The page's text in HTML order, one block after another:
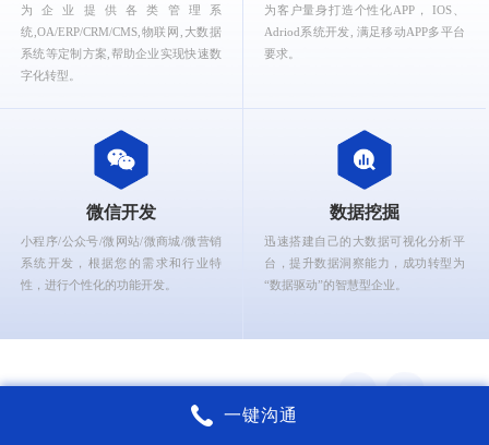
为企业提供各类管理系
统,OA/ERP/CRM/CMS,物联网,大数据
系统等定制方案,帮助企业实现快速数
字化转型。
为客户量身打造个性化APP， IOS、
Adriod系统开发, 满足移动APP多平台
要求。
微信开发
小程序/公众号/微网站/微商城/微营销
系统开发，根据您的需求和行业特
性，进行个性化的功能开发。
数据挖掘
迅速搭建自己的大数据可视化分析平
台，提升数据洞察能力，成功转型为
“数据驱动”的智慧型企业。
锐智互动核心能力
一键沟通